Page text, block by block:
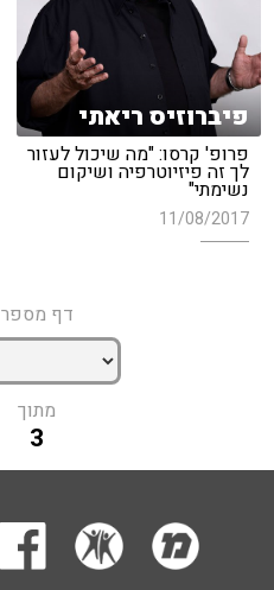
פיברוזיס ריאתי
פרופ' קרסו: "מה שיכול לעזור
לך זה פיזיוטרפיה ושיקום
נשימתי"
11/08/2017
דף מספר
מתוך
3